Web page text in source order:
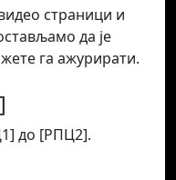
страници и
да је
га ажурирати.
до [РПЦ2].